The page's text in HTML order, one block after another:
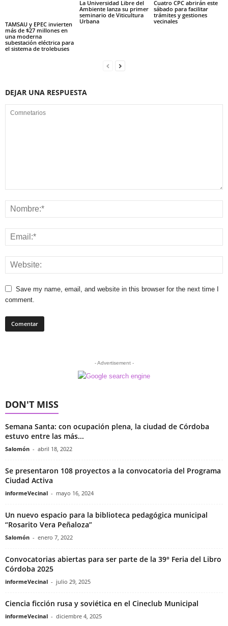
TAMSAU y EPEC invierten
más de $27 millones en
una moderna
subestación eléctrica para
el sistema de trolebuses
La Universidad Libre del
Ambiente lanza su primer
seminario de Viticultura
Urbana
Cuatro CPC abrirán este
sábado para facilitar
trámites y gestiones
vecinales
DEJAR UNA RESPUESTA
Save my name, email, and website in this browser for the next time I
comment.
- Advertisement -
DON'T MISS
Semana Santa: con ocupación plena, la ciudad de Córdoba
estuvo entre las más...
Salomón - abril 18, 2022
Se presentaron 108 proyectos a la convocatoria del Programa
Ciudad Activa
informeVecinal - mayo 16, 2024
Un nuevo espacio para la biblioteca pedagógica municipal
“Rosarito Vera Peñaloza”
Salomón - enero 7, 2022
Convocatorias abiertas para ser parte de la 39° Feria del Libro
Córdoba 2025
informeVecinal - julio 29, 2025
Ciencia ficción rusa y soviética en el Cineclub Municipal
informeVecinal - diciembre 4, 2025